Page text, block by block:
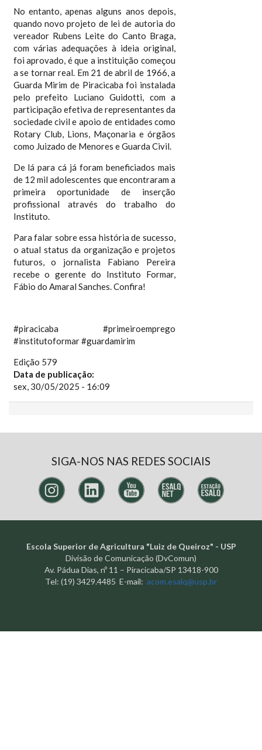
No entanto, apenas alguns anos depois,
quando novo projeto de lei de autoria do
vereador Rubens Leite do Canto Braga,
com várias adequações à ideia original,
foi aprovado, é que a instituição começou
a se tornar real. Em 21 de abril de 1966, a
Guarda Mirim de Piracicaba foi instalada
pelo prefeito Luciano Guidotti, com a
participação efetiva de representantes da
sociedade civil e apoio de entidades como
Rotary Club, Lions, Maçonaria e órgãos
como Juizado de Menores e Guarda Civil.
De lá para cá já foram beneficiados mais
de 12 mil adolescentes que encontraram a
primeira oportunidade de inserção
profissional através do trabalho do
Instituto.
Para falar sobre essa história de sucesso,
o atual status da organização e projetos
futuros, o jornalista Fabiano Pereira
recebe o gerente do Instituto Formar,
Fábio do Amaral Sanches. Confira!
#piracicaba #primeiroemprego
#institutoformar #guardamirim
Edição 579
Data de publicação:
sex, 30/05/2025 - 16:09
SIGA-NOS NAS REDES SOCIAIS
Escola Superior de Agricultura "Luiz de Queiroz" - USP
Divisão de Comunicação (DvComun)
Av. Pádua Dias, nº 11 – Piracicaba/SP 13418-900
Tel: (19) 3429.4485 E-mail: acom.esalq@usp.br